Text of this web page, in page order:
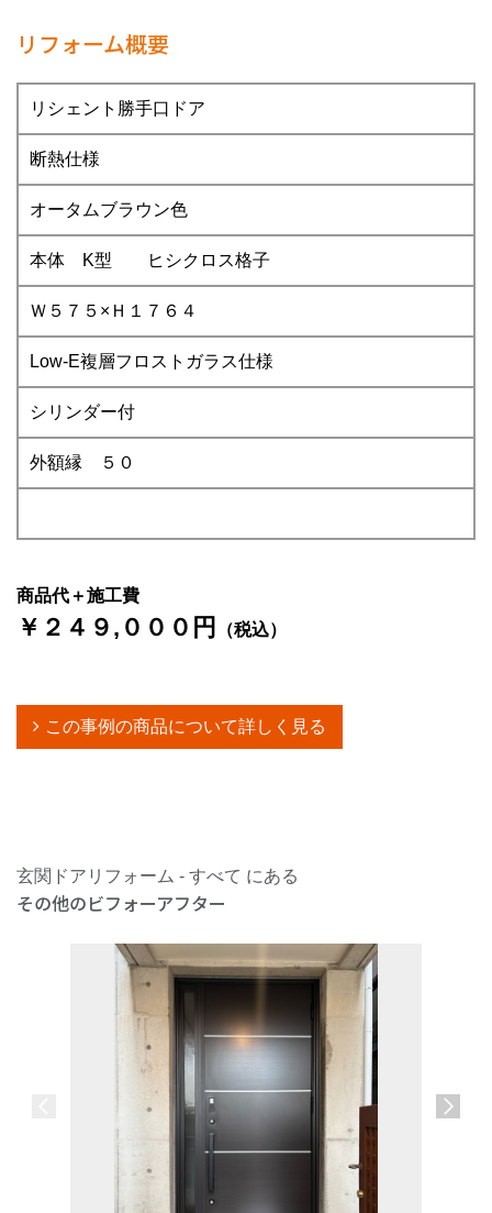
リフォーム概要
リシェント勝手口ドア
断熱仕様
オータムブラウン色
本体 K型 ヒシクロス格子
Ｗ５７５×Ｈ１７６４
Low-E複層フロストガラス仕様
シリンダー付
外額縁 ５０
商品代＋施工費
￥２４９,０００円 （税込）
この事例の商品について詳しく見る
玄関ドアリフォーム - すべて にある
その他のビフォーアフター